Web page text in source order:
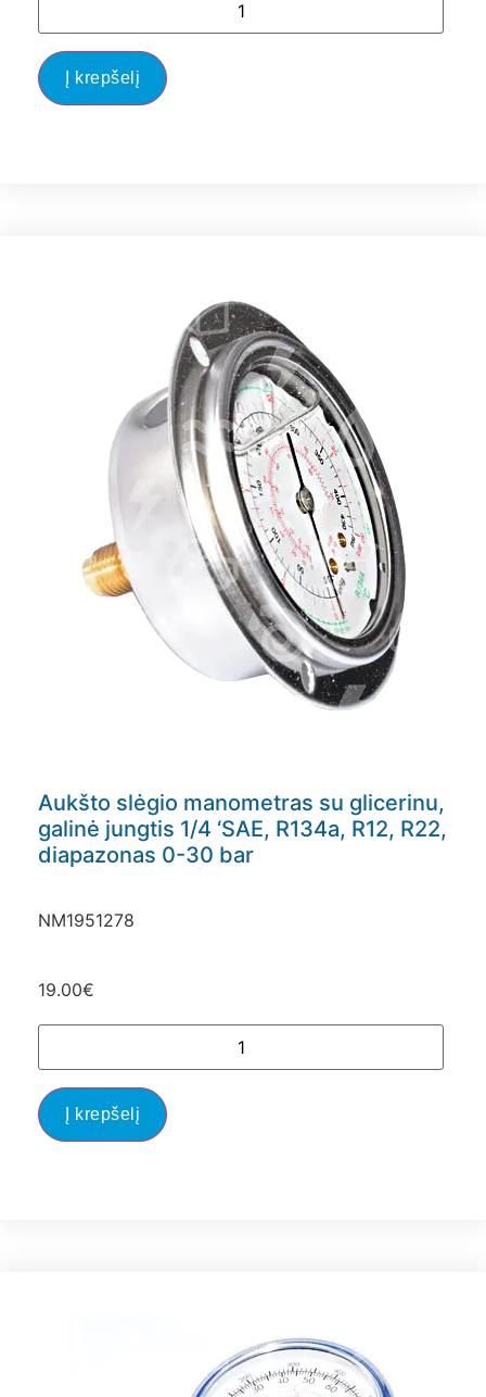
Į krepšelį
Aukšto slėgio manometras su glicerinu,
galinė jungtis 1/4 ‘SAE, R134a, R12, R22,
diapazonas 0-30 bar
NM1951278
19.00€
Į krepšelį